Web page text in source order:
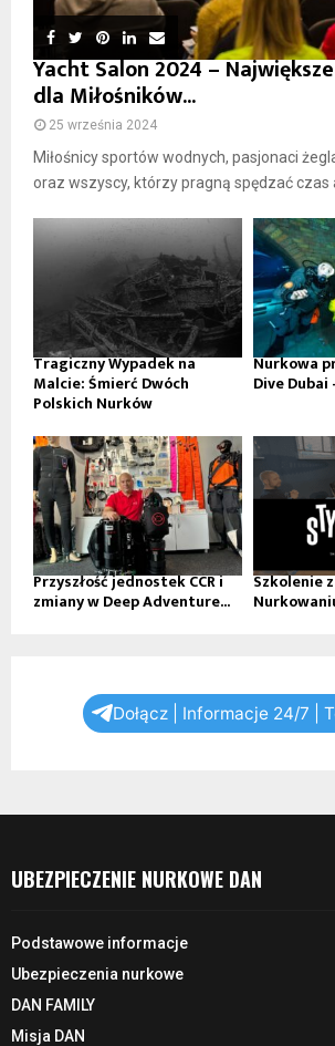
Yacht Salon 2024 –
dla Miłośników...
25 września 2024
Miłośnicy sportów wodnych, pasjonaci
oraz wszyscy, którzy pragną spędzać czas
Tragiczny Wypadek na
Malcie: Śmierć Dwóch
Polskich Nurków
Nurkowa
Dive
Przyszłość jednostek CCR i
zmiany w Deep Adventure...
Szkolenie
Dołącz | Informacje 24/7 |
UBEZPIECZENIE NURKOWE DAN
Podstawowe informacje
Ubezpieczenia nurkowe
DAN FAMILY
Misja DAN